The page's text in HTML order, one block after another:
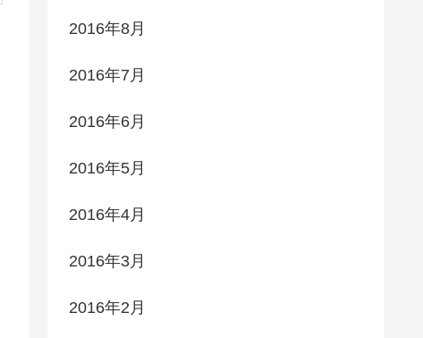
2016年8月
2016年7月
2016年6月
2016年5月
2016年4月
2016年3月
2016年2月